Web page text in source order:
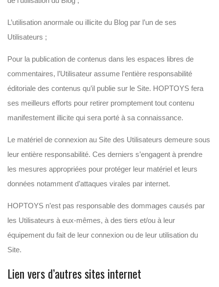
L’utilisation anormale ou illicite du Blog par l’un de ses
Utilisateurs ;
Pour la publication de contenus dans les espaces libres de
commentaires, l’Utilisateur assume l’entière responsabilité
éditoriale des contenus qu’il publie sur le Site. HOPTOYS fera
ses meilleurs efforts pour retirer promptement tout contenu
manifestement illicite qui sera porté à sa connaissance.
Le matériel de connexion au Site des Utilisateurs demeure sous
leur entière responsabilité. Ces derniers s’engagent à prendre
les mesures appropriées pour protéger leur matériel et leurs
données notamment d’attaques virales par internet.
HOPTOYS n’est pas responsable des dommages causés par
les Utilisateurs à eux-mêmes, à des tiers et/ou à leur
équipement du fait de leur connexion ou de leur utilisation du
Site.
Lien vers d’autres sites internet